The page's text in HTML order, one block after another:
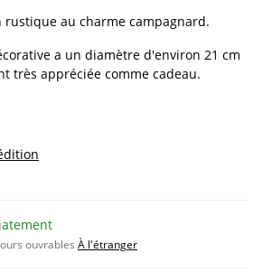
rustique au charme campagnard.
a un diamètre d'environ 21 cm
très appréciée comme cadeau.
ouvrables À l'étranger